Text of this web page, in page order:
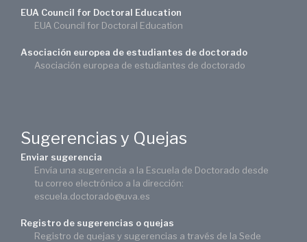
EUA Council for Doctoral Education
EUA Council for Doctoral Education
Asociación europea de estudiantes de doctorado
Asociación europea de estudiantes de doctorado
Sugerencias y Quejas
Enviar sugerencia
Envía una sugerencia a la Escuela de Doctorado desde
tu correo electrónico a la dirección:
escuela.doctorado@uva.es
Registro de sugerencias o quejas
Registro de quejas y sugerencias a través de la Sede